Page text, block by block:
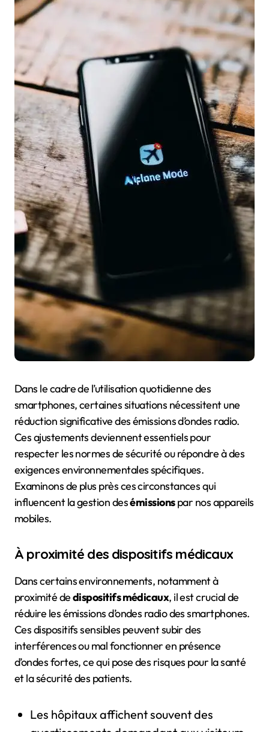
Dans le cadre de l’utilisation quotidienne des
smartphones, certaines situations nécessitent une
réduction significative des émissions d’ondes radio.
Ces ajustements deviennent essentiels pour
respecter les normes de sécurité ou répondre à des
exigences environnementales spécifiques.
Examinons de plus près ces circonstances qui
influencent la gestion desémissionspar nos appareils
mobiles.
À proximité des dispositifs médicaux
Dans certains environnements, notamment à
proximité dedispositifs médicaux, il est crucial de
réduire les émissions d’ondes radio des smartphones.
Ces dispositifs sensibles peuvent subir des
interférences ou mal fonctionner en présence
d’ondes fortes, ce qui pose des risques pour la santé
et la sécurité des patients.
Les hôpitaux affichent souvent des